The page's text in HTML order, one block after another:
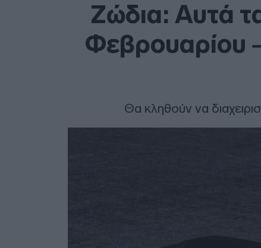
Ζώδια: Αυτά
Φεβρουαρίου
Θα κληθούν να